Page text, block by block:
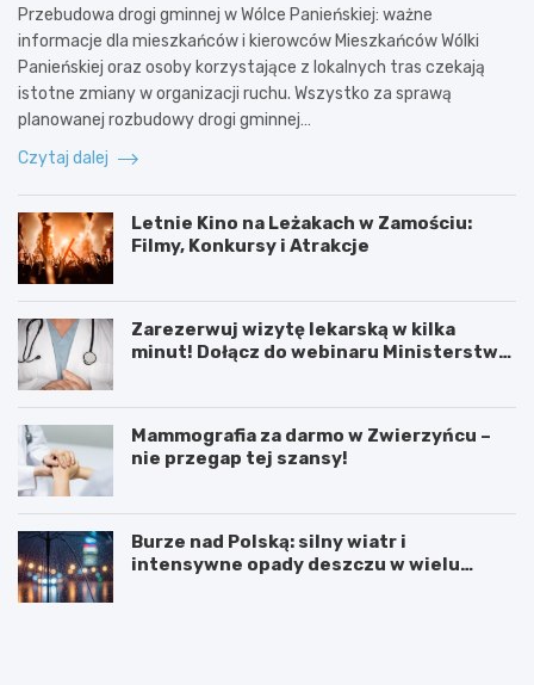
Przebudowa drogi gminnej w Wólce Panieńskiej: ważne
informacje dla mieszkańców i kierowców Mieszkańców Wólki
Panieńskiej oraz osoby korzystające z lokalnych tras czekają
istotne zmiany w organizacji ruchu. Wszystko za sprawą
planowanej rozbudowy drogi gminnej…
Czytaj dalej
Letnie Kino na Leżakach w Zamościu:
Filmy, Konkursy i Atrakcje
Zarezerwuj wizytę lekarską w kilka
minut! Dołącz do webinaru Ministerstwa
Mammografia za darmo w Zwierzyńcu –
nie przegap tej szansy!
Burze nad Polską: silny wiatr i
intensywne opady deszczu w wielu
W
L